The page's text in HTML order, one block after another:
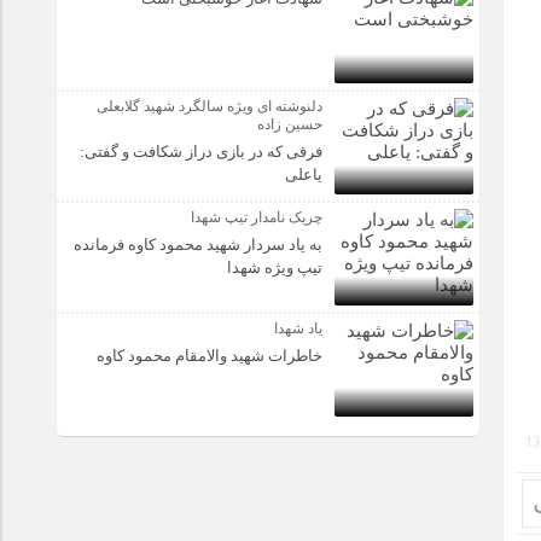
13
دلنوشته ای ویژه سالگرد شهید گلابعلی
حسین زاده
فرقی که در بازی دراز شکافت و گفتی:
یاعلی
چریک نامدار تیپ شهدا
به یاد سردار شهید محمود کاوه فرمانده
تیپ ویژه شهدا
یاد شهدا
خاطرات شهید والامقام محمود کاوه‌